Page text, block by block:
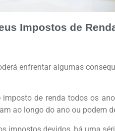
Impostos de
enfrentar algumas
de renda todos os
ao longo do ano ou podem